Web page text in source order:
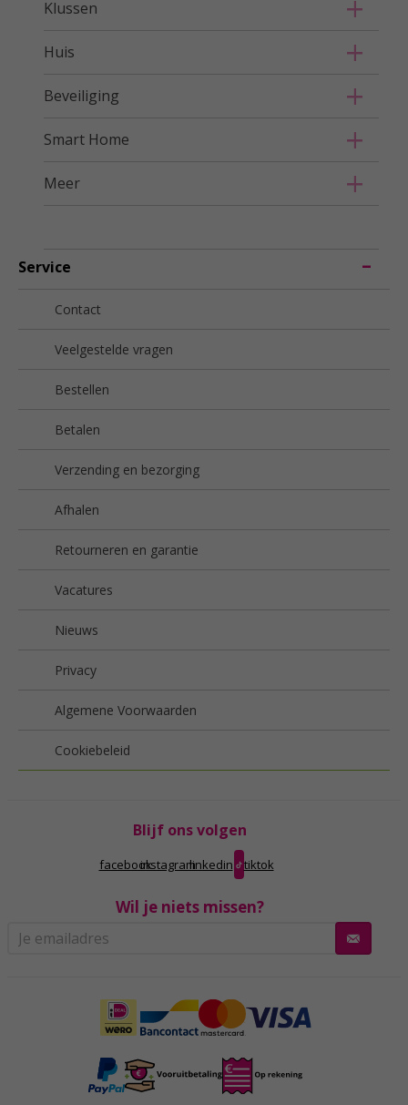
Klussen
Huis
Beveiliging
Smart Home
Meer
Service
Contact
Veelgestelde vragen
Bestellen
Betalen
Verzending en bezorging
Afhalen
Retourneren en garantie
Vacatures
Nieuws
Privacy
Algemene Voorwaarden
Cookiebeleid
Blijf ons volgen
facebookinstagramlinkedin tiktok
Wil je niets missen?